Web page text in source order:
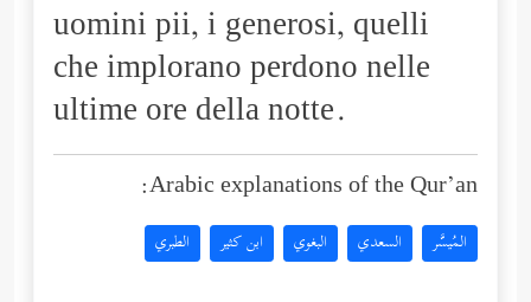
uomini pii, i generosi, quelli
che implorano perdono nelle
ultime ore della notte.
Arabic explanations of the Qur’an:
المُيسَّر السعدي البغوي ابن كثير الطبري